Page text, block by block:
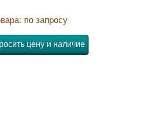
по запросу
цену и наличие